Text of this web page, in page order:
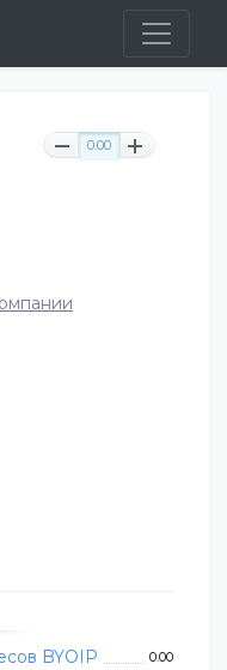
BYOIP 0.00
0.00